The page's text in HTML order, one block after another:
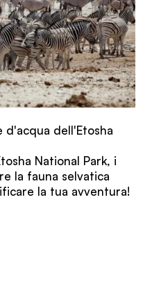
d'acqua dell'Etosha
National Park, i
la fauna selvatica
la tua avventura!